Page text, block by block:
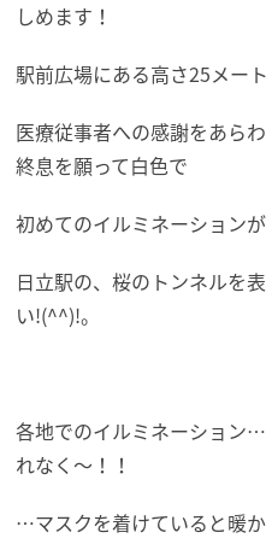
しめます！
駅前広場にある高さ25メー
医療従事者への感謝をあら
終息を願って白色で
初めてのイルミネーション
日立駅の、桜のトンネルを
い!(^^)!。
各地でのイルミネーション
れなく～！！
…マスクを着けていると暖